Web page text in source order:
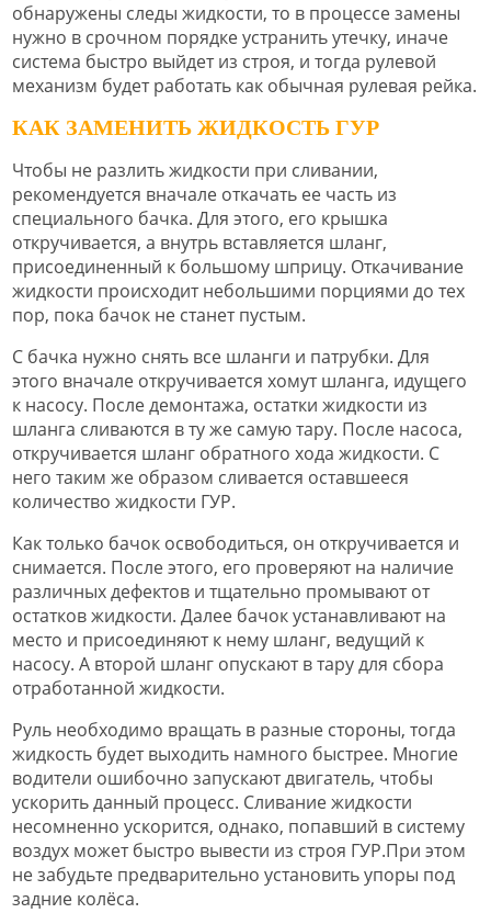
обнаружены следы жидкости, то в процессе замены
нужно в срочном порядке устранить утечку, иначе
система быстро выйдет из строя, и тогда рулевой
механизм будет работать как обычная рулевая рейка.
КАК ЗАМЕНИТЬ ЖИДКОСТЬ ГУР
Чтобы не разлить жидкости при сливании,
рекомендуется вначале откачать ее часть из
специального бачка. Для этого, его крышка
откручивается, а внутрь вставляется шланг,
присоединенный к большому шприцу. Откачивание
жидкости происходит небольшими порциями до тех
пор, пока бачок не станет пустым.
С бачка нужно снять все шланги и патрубки. Для
этого вначале откручивается хомут шланга, идущего
к насосу. После демонтажа, остатки жидкости из
шланга сливаются в ту же самую тару. После насоса,
откручивается шланг обратного хода жидкости. С
него таким же образом сливается оставшееся
количество жидкости ГУР.
Как только бачок освободиться, он откручивается и
снимается. После этого, его проверяют на наличие
различных дефектов и тщательно промывают от
остатков жидкости. Далее бачок устанавливают на
место и присоединяют к нему шланг, ведущий к
насосу. А второй шланг опускают в тару для сбора
отработанной жидкости.
Руль необходимо вращать в разные стороны, тогда
жидкость будет выходить намного быстрее. Многие
водители ошибочно запускают двигатель, чтобы
ускорить данный процесс. Сливание жидкости
несомненно ускорится, однако, попавший в систему
воздух может быстро вывести из строя ГУР.При этом
не забудьте предварительно установить упоры под
задние колёса.